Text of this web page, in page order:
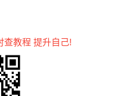
查教程 提升自己!